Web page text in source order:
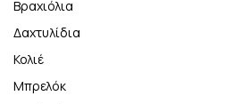
Βραχιόλια
Δαχτυλίδια
Κολιέ
Μπρελόκ